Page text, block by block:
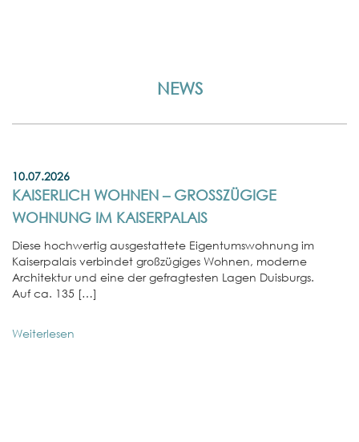
NEWS
10.07.2026
KAISERLICH WOHNEN – GROSSZÜGIGE W
OHNUNG IM KAISERPALAIS
Diese hochwertig ausgestattete Eigentumswohnung im
Kaiserpalais verbindet großzügiges Wohnen, moderne
Architektur und eine der gefragtesten Lagen Duisburgs.
Auf ca. 135 […]
Weiterlesen